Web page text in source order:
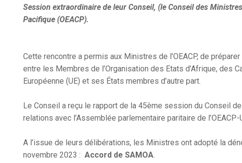
Session extraordinaire de leur Conseil, (le Conseil des
Pacifique (OEACP).
Cette rencontre a permis aux Ministres de l’OEACP, de
entre les Membres de l’Organisation des Etats d’Afrique, des
Européenne (UE) et ses États membres d’autre part.
Le Conseil a reçu le rapport de la 45ème session du Conseil
relations avec l’Assemblée parlementaire paritaire de l’OEACP-
A l’issue de leurs délibérations, les Ministres ont adopté la
novembre 2023 : Accord de SAMOA.